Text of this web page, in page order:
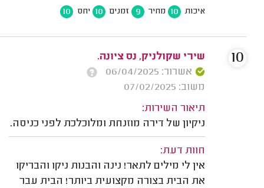
איכות 10 מחיר 9 זמנים 10 יחס 10
שירי שקולניק, נס ציונה.
אשרור: 06/04/2025
משוב: 07/02/2025
תיאור השירות:
ניקיון של דירה מוזנחת ומלוכלכת לפני כניסה.
חוות דעת:
אין לי מילים לתאר! נינה והבנות ניקו והבריקו
את הבית בצורה מקצועית ביותר! הבית עבר
10